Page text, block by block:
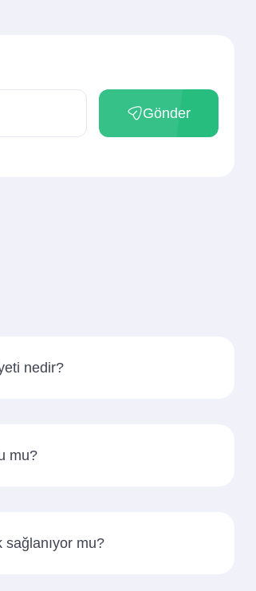
Gönder
nedir?
mu?
sağlanıyor mu?